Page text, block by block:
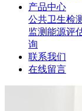
产品中心
公共卫生检
监测能源评
询
联系我们
在线留言